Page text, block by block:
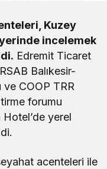
Kuzey
incelemek
Edremit Ticaret
Balıkesir-
ve COOP TRR
forumu
yerel
acenteleri ile